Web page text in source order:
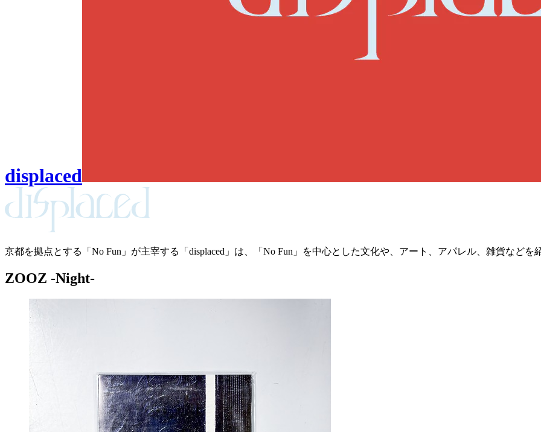
displaced
京都を拠点とする「No Fun」が主宰する「displaced」は、「No Fun」を中心とした文化や、アート、アパレル、雑貨などを
ZOOZ -Night-